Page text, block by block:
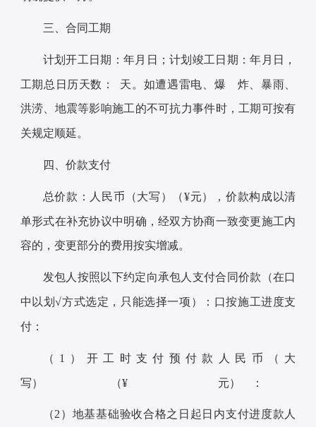
三、合同工期
计划开工日期：年月日；计划竣工日期：年月日，
工期总日历天数： 天。如遭遇雷电、爆 炸、暴雨、
洪涝、地震等影响施工的不可抗力事件时，工期可按有
关规定顺延。
四、价款支付
总价款：人民币（大写）（¥元），价款构成以清
单形式在补充协议中明确，经双方协商一致变更施工内
容的，变更部分的费用按实增减。
发包人按照以下约定向承包人支付合同价款（在口
中以划√方式选定，只能选择一项）：口按施工进度支
付：
（1）开工时支付预付款人民币（大
写） （¥ 元） ：
（2）地基基础验收合格之日起日内支付进度款人